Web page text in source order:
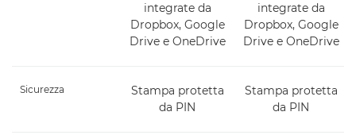
integrate da
Dropbox, Google
Drive e OneDrive
integrate da
Dropbox, Google
Drive e OneDrive
Sicurezza
Stampa protetta
da PIN
Stampa protetta
da PIN